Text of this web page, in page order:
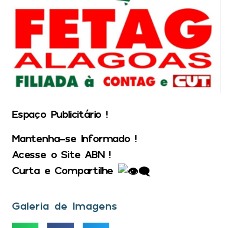
Espaço Publicitário !
Mantenha-se Informado !
Acesse o Site ABN !
Curta e Compartilhe
Galeria de Imagens